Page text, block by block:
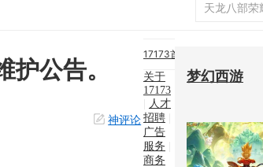
王权与自由
公告。
神评论
梦幻西游
17173首
页 |
新
闻
关于
17173
人才
招聘
广告
服务
商务